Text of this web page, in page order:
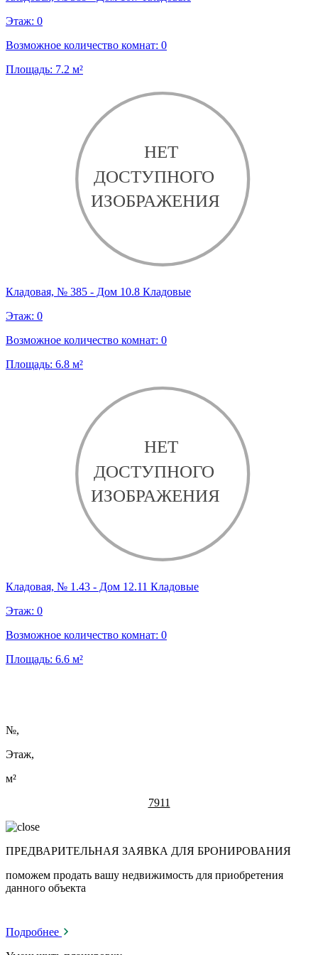
Этаж: 0
Возможное количество комнат: 0
Площадь: 7.2 м²
Кладовая, № 385 - Дом 10.8 Кладовые
Этаж: 0
Возможное количество комнат: 0
Площадь: 6.8 м²
Кладовая, № 1.43 - Дом 12.11 Кладовые
Этаж: 0
Возможное количество комнат: 0
Площадь: 6.6 м²
№,
Этаж,
м²
7911
ПРЕДВАРИТЕЛЬНАЯ ЗАЯВКА ДЛЯ БРОНИРОВАНИЯ
поможем продать вашу недвижимость для приобретения
данного объекта
Подробнее